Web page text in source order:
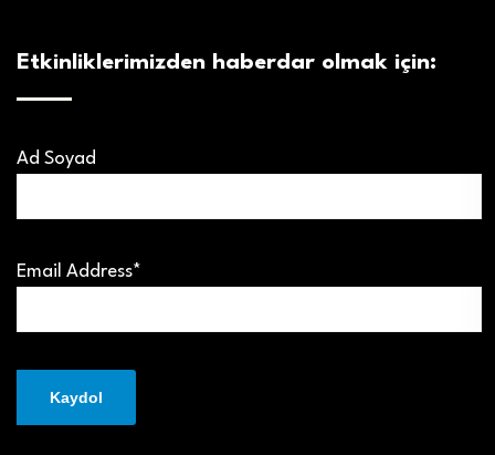
Etkinliklerimizden haberdar olmak için:
Ad Soyad
Email Address*